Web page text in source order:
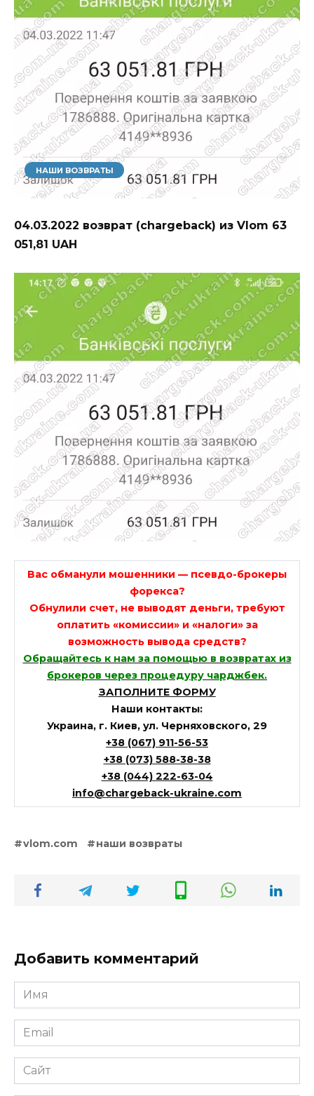
НАШИ ВОЗВРАТЫ
04.03.2022 возврат (chargeback) из Vlom 63
051,81 UAH
Вас обманули мошенники — псевдо-брокеры
форекса?
Обнулили счет, не выводят деньги, требуют
оплатить «комиссии» и «налоги» за
возможность вывода средств?
Обращайтесь к нам за помощью в возвратах из
брокеров через процедуру чарджбек.
ЗАПОЛНИТЕ ФОРМУ
Наши контакты:
Украина, г. Киев, ул. Черняховского, 29
+38 (067) 911-56-53
+38 (073) 588-38-38
+38 (044) 222-63-04
info@chargeback-ukraine.com
vlom.com наши возвраты
Добавить комментарий
Имя
*
Email
*
Сайт